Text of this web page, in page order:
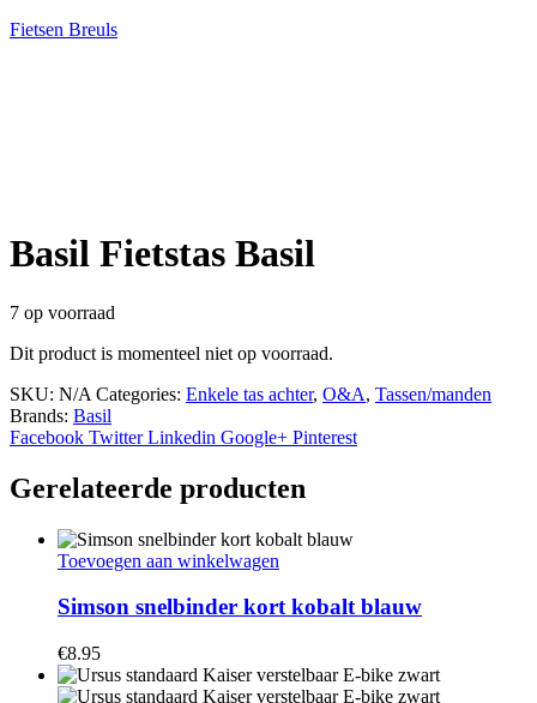
Fietsen Breuls
Basil Fietstas Basil
7 op voorraad
Dit product is momenteel niet op voorraad.
SKU: N/A Categories: Enkele tas achter, O&A, Tassen/manden
Brands: Basil
Facebook Twitter Linkedin Google+ Pinterest
Gerelateerde producten
Toevoegen aan winkelwagen
Simson snelbinder kort kobalt blauw
€8.95